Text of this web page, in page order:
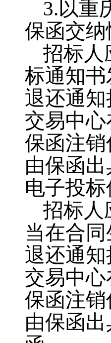
3.以重
保函交纳
招标人
标通知
退还通
交易中
保函注
由保函
电子投标
招标人
当在合
退还通
交易中
保函注
由保函